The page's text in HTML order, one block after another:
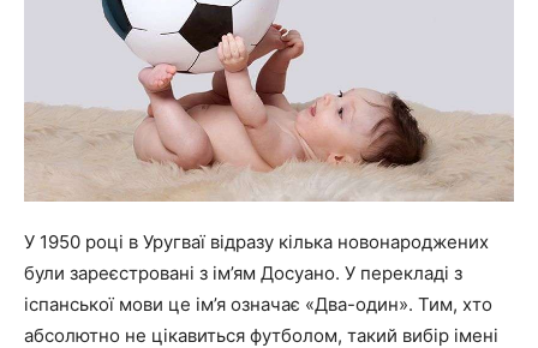
У 1950 році в Уругваї відразу кілька новонароджених
були зареєстровані з ім’ям Досуано. У перекладі з
іспанської мови це ім’я означає «Два-один». Тим, хто
абсолютно не цікавиться футболом, такий вибір імені